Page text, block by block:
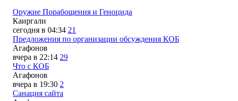
Оружие Порабощения и Геноцида
Каиргали
сегодня в 04:34 21
Предложения по организации обсуждения КОБ
Агафонов
вчера в 22:14 29
Что с КОБ
Агафонов
вчера в 19:30 2
Санация сайта